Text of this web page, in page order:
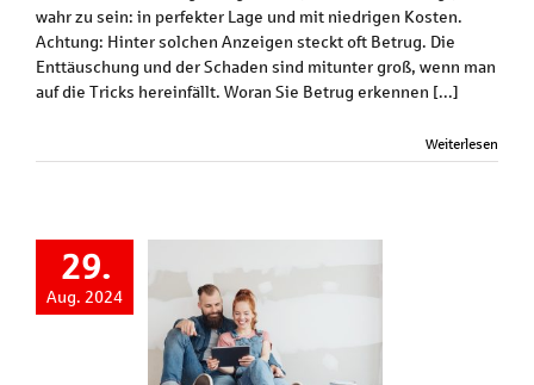
wahr zu sein: in perfekter Lage und mit niedrigen Kosten.
Achtung: Hinter solchen Anzeigen steckt oft Betrug. Die
Enttäuschung und der Schaden sind mitunter groß, wenn man
auf die Tricks hereinfällt. Woran Sie Betrug erkennen [...]
Weiterlesen
29.
Aug. 2024